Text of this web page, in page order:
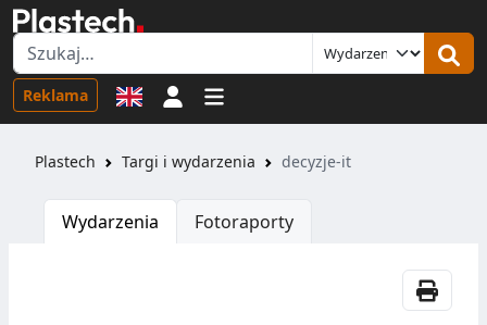
Reklama Logowanie
Plastech Targi i wydarzenia decyzje-it
Wydarzenia Fotoraporty